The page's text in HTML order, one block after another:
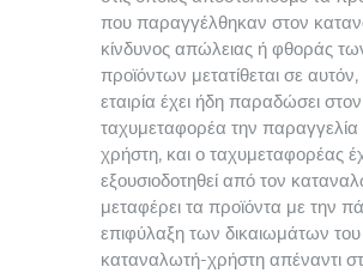
που παραγγέλθηκαν στον
κίνδυνος απώλειας ή φθοράς
προϊόντων μετατίθεται σε
εταιρία έχει ήδη παραδώσει στον
ταχυμεταφορέα την παραγγελία
χρήστη, και ο ταχυμεταφορέας
εξουσιοδοτηθεί από τον
μεταφέρει τα προϊόντα με την
επιφύλαξη των δικαιωμάτων του
καταναλωτή-χρήστη απέναντι